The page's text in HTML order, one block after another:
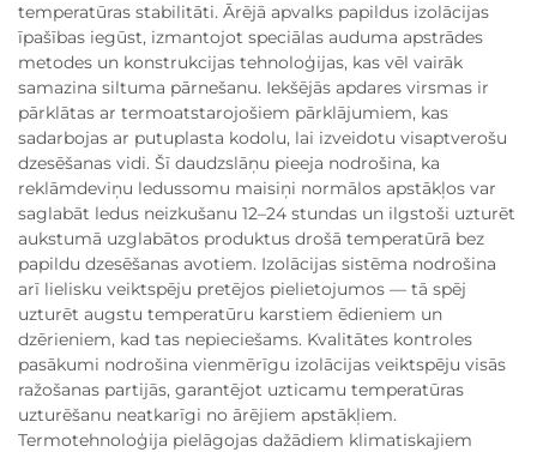
temperatūras stabilitāti. Ārējā apvalks papildus izolācijas
īpašības iegūst, izmantojot speciālas auduma apstrādes
metodes un konstrukcijas tehnoloģijas, kas vēl vairāk
samazina siltuma pārnešanu. Iekšējās apdares virsmas ir
pārklātas ar termoatstarojošiem pārklājumiem, kas
sadarbojas ar putuplasta kodolu, lai izveidotu visaptverošu
dzesēšanas vidi. Šī daudzslāņu pieeja nodrošina, ka
reklāmdeviņu ledussomu maisiņi normālos apstākļos var
saglabāt ledus neizkušanu 12–24 stundas un ilgstoši uzturēt
aukstumā uzglabātos produktus drošā temperatūrā bez
papildu dzesēšanas avotiem. Izolācijas sistēma nodrošina
arī lielisku veiktspēju pretējos pielietojumos — tā spēj
uzturēt augstu temperatūru karstiem ēdieniem un
dzērieniem, kad tas nepieciešams. Kvalitātes kontroles
pasākumi nodrošina vienmērīgu izolācijas veiktspēju visās
ražošanas partijās, garantējot uzticamu temperatūras
uzturēšanu neatkarīgi no ārējiem apstākļiem.
Termotehnoloģija pielāgojas dažādiem klimatiskajiem